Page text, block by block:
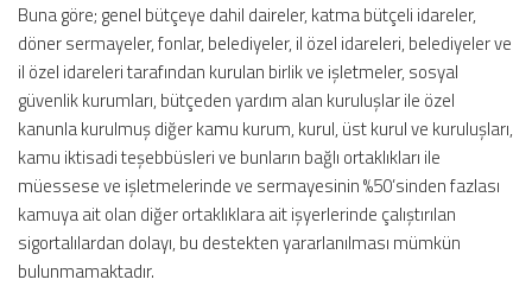
Buna göre; genel bütçeye dahil daireler, katma bütçeli idareler,
döner sermayeler, fonlar, belediyeler, il özel idareleri, belediyeler ve
il özel idareleri tarafından kurulan birlik ve işletmeler, sosyal
güvenlik kurumları, bütçeden yardım alan kuruluşlar ile özel
kanunla kurulmuş diğer kamu kurum, kurul, üst kurul ve kuruluşları,
kamu iktisadi teşebbüsleri ve bunların bağlı ortaklıkları ile
müessese ve işletmelerinde ve sermayesinin %50’sinden fazlası
kamuya ait olan diğer ortaklıklara ait işyerlerinde çalıştırılan
sigortalılardan dolayı, bu destekten yararlanılması mümkün
bulunmamaktadır.